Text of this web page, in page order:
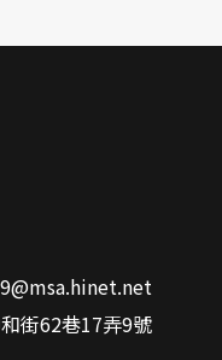
街62巷17弄9號